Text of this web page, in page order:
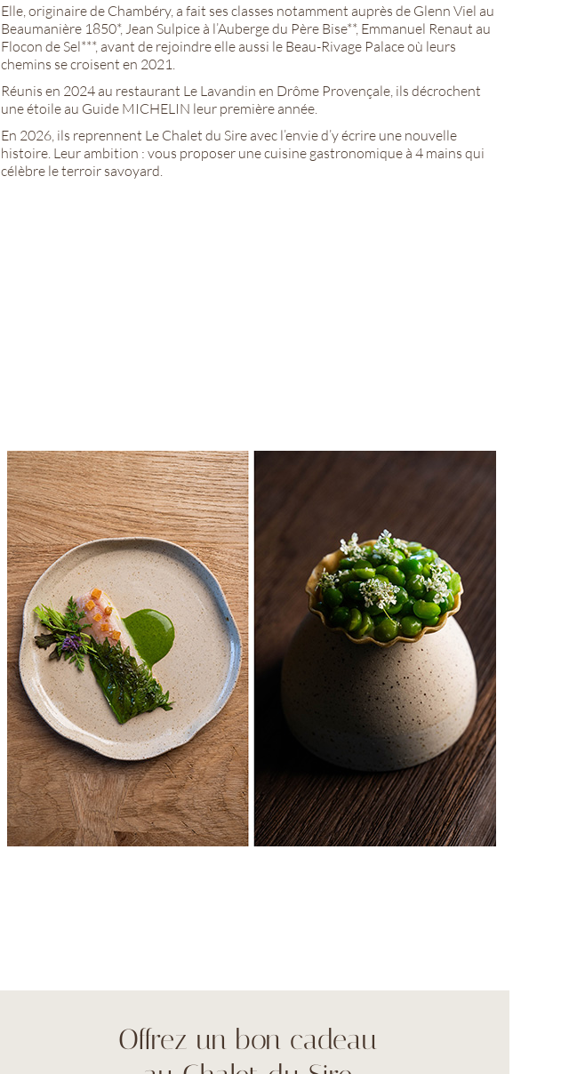
Elle, originaire de Chambéry, a fait ses classes notamment auprès de Glenn Viel au
Beaumanière 1850*, Jean Sulpice à l’Auberge du Père Bise**, Emmanuel Renaut au
Flocon de Sel***, avant de rejoindre elle aussi le Beau-Rivage Palace où leurs
chemins se croisent en 2021.
Réunis en 2024 au restaurant Le Lavandin en Drôme Provençale, ils décrochent
une étoile au Guide MICHELIN leur première année.
En 2026, ils reprennent Le Chalet du Sire avec l’envie d’y écrire une nouvelle
histoire. Leur ambition : vous proposer une cuisine gastronomique à 4 mains qui
célèbre le terroir savoyard.
Offrez un bon cadeau